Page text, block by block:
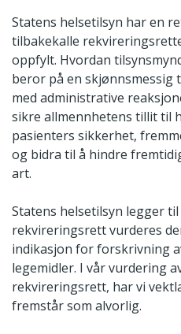
Statens helsetilsyn har en
tilbakekalle
oppfylt. Hvordan
beror på en skjønnsmessig
med administrative
sikre allmennhetens tillit til
pasienters sikkerhet,
og bidra til å hindre
art.
Statens helsetilsyn legger
rekvireringsrett vurderes
indikasjon for forskrivning
legemidler. I vår vurdering
rekvireringsrett, har vi
fremstår som alvorlig.